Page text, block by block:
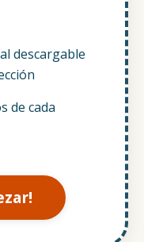
descargable
de cada